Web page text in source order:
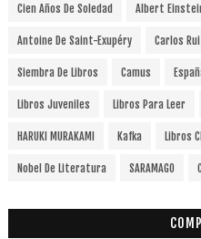
Cien Años De Soledad Albert
Antoine De Saint-Exupéry Carlos
Siembra De Libros Camus
Libros Juveniles Libros Para Leer
HARUKI MURAKAMI Kafka Libros
Nobel De Literatura SARAMAGO